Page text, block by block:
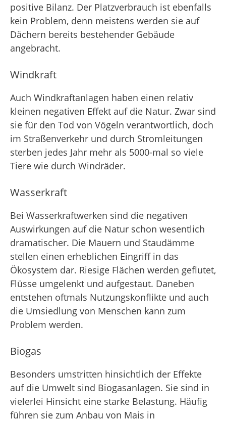
positive Bilanz. Der Platzverbrauch ist ebenfalls
kein Problem, denn meistens werden sie auf
Dächern bereits bestehender Gebäude
angebracht.
Windkraft
Auch Windkraftanlagen haben einen relativ
kleinen negativen Effekt auf die Natur. Zwar sind
sie für den Tod von Vögeln verantwortlich, doch
im Straßenverkehr und durch Stromleitungen
sterben jedes Jahr mehr als 5000-mal so viele
Tiere wie durch Windräder.
Wasserkraft
Bei Wasserkraftwerken sind die negativen
Auswirkungen auf die Natur schon wesentlich
dramatischer. Die Mauern und Staudämme
stellen einen erheblichen Eingriff in das
Ökosystem dar. Riesige Flächen werden geflutet,
Flüsse umgelenkt und aufgestaut. Daneben
entstehen oftmals Nutzungskonflikte und auch
die Umsiedlung von Menschen kann zum
Problem werden.
Biogas
Besonders umstritten hinsichtlich der Effekte
auf die Umwelt sind Biogasanlagen. Sie sind in
vielerlei Hinsicht eine starke Belastung. Häufig
führen sie zum Anbau von Mais in